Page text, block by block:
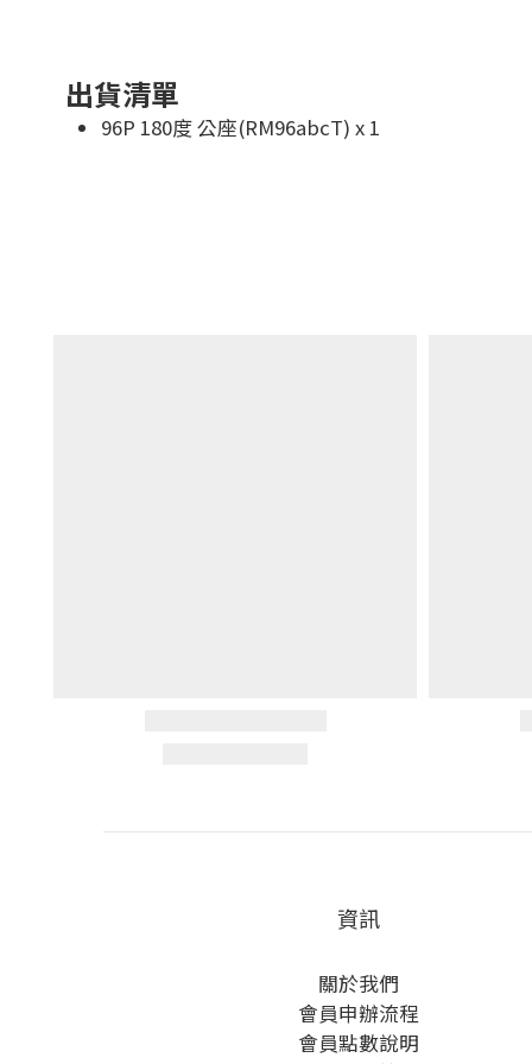
出貨清單
96P 180度 公座(RM96abcT) x 1
資訊
關於我們
會員申辦流程
會員點數說明